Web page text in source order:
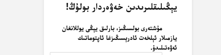
يېڭىلىقلىرىدىن خەۋەردار بولۇڭ!
مۇشتەرى بولسىڭىز، بارلىق يېڭى يوللانغان
يازمىلار ئېلخەت ئادرېسىڭىزغا ئاپتوماتىك
ئەۋەتىلىدۇ.